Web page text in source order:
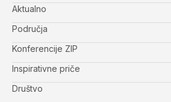
Aktualno
Područja
Konferencije ZIP
Inspirativne priče
Društvo